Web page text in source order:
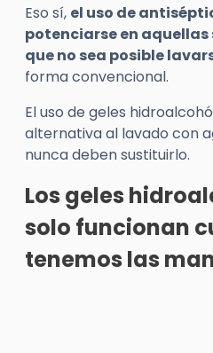
Eso sí, el uso de
potenciarse en
que no sea posible
forma convencional.
El uso de geles
alternativa al lavado con
nunca deben sustituirlo.
Los geles
solo funcionan
tenemos las